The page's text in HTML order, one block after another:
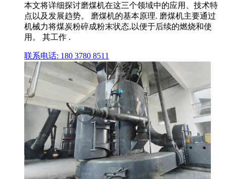
本文将详细探讨磨煤机在这三个领域中的应用、技术特
点以及发展趋势。 磨煤机的基本原理. 磨煤机主要通过
机械力将煤炭粉碎成粉末状态,以便于后续的燃烧和使
用。 其工作 .
联系电话: 180 3780 8511